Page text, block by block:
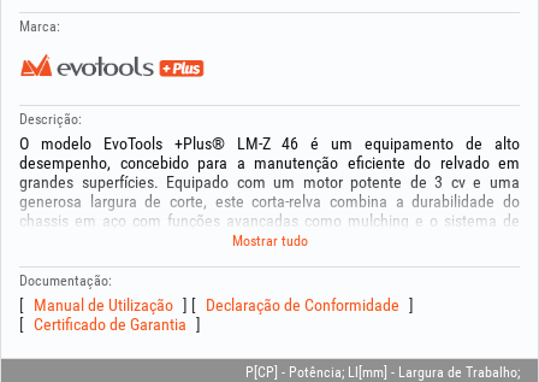
Marca:
Descrição:
O modelo EvoTools +Plus® LM-Z 46 é um equipamento de alto
desempenho, concebido para a manutenção eficiente do relvado em
grandes superfícies. Equipado com um motor potente de 3 cv e uma
generosa largura de corte, este corta-relva combina a durabilidade do
chassis em aço com funções avançadas como mulching e o sistema de
Características e vantagens:
- Motor a 4 tempos de 159 cc que desenvolve uma potência de 3 cv,
oferecendo a força necessária para qualquer tipo de relvado.
- Sistema de corte 3-in-1: oferece versatilidade total através das funções de
recolha no saco, descarga lateral e mulching (trituração da relva para
Mostrar tudo
Documentação:
Manual de Utilização
Declaração de Conformidade
Certificado de Garantia
P[CP] - Potência; Ll[mm] - Largura de Trabalho;